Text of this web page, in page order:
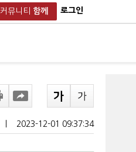
커뮤니티 함께 로그인
2023-12-01 09:37:34